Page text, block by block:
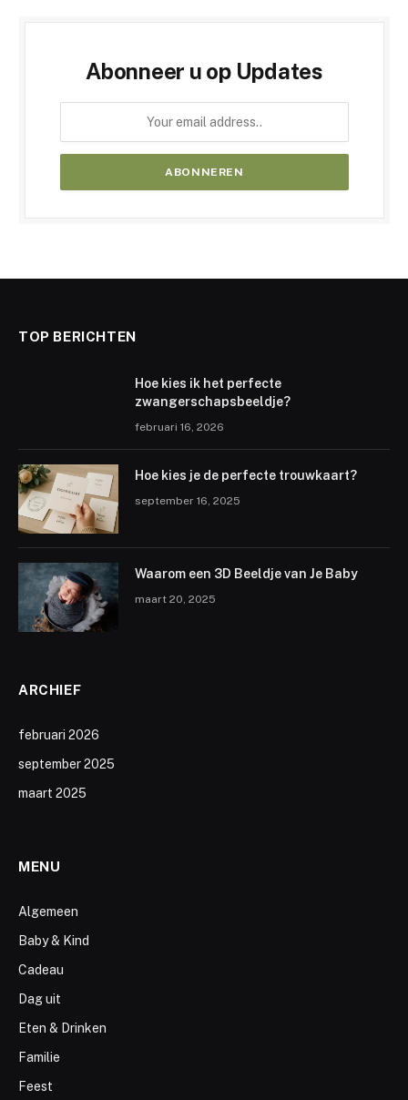
Abonneer u op Updates
TOP BERICHTEN
Hoe kies ik het perfecte
zwangerschapsbeeldje?
februari 16, 2026
Hoe kies je de perfecte trouwkaart?
september 16, 2025
Waarom een 3D Beeldje van Je Baby
maart 20, 2025
ARCHIEF
februari 2026
september 2025
maart 2025
MENU
Algemeen
Baby & Kind
Cadeau
Dag uit
Eten & Drinken
Familie
Feest